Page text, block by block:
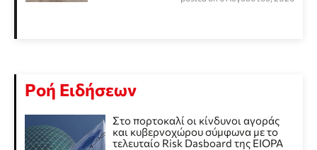
Ροή Ειδήσεων
Στο πορτοκαλί οι κίνδυνοι αγοράς
και κυβερνοχώρου σύμφωνα με το
τελευταίο Risk Dasboard της EIOPA